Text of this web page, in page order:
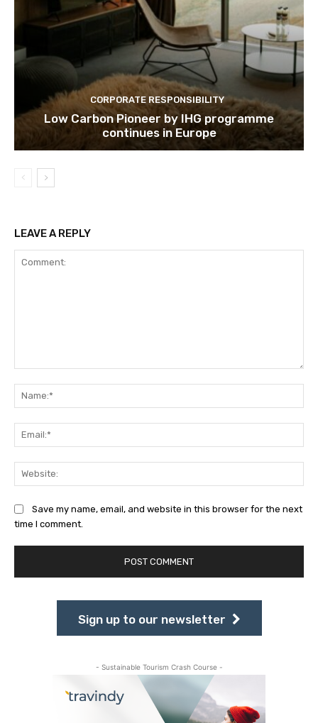
CORPORATE RESPONSIBILITY
Low Carbon Pioneer by IHG programme
continues in Europe
LEAVE A REPLY
Save my name, email, and website in this browser for the next
time I comment.
Sign up to our newsletter
- Sustainable Tourism Crash Course -